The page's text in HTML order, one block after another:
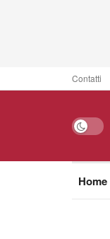
Contatti
Home